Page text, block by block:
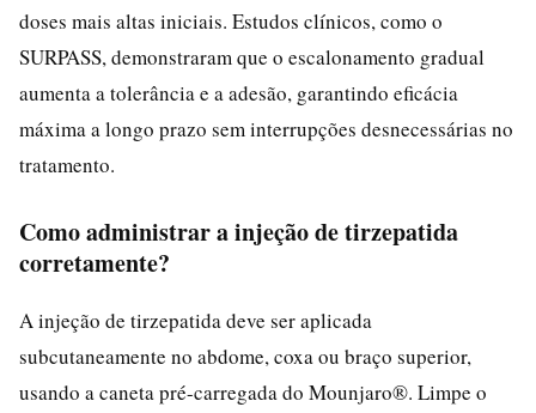
doses mais altas iniciais. Estudos clínicos, como o
SURPASS, demonstraram que o escalonamento gradual
aumenta a tolerância e a adesão, garantindo eficácia
máxima a longo prazo sem interrupções desnecessárias no
tratamento.
Como administrar a injeção de tirzepatida
corretamente?
A injeção de tirzepatida deve ser aplicada
subcutaneamente no abdome, coxa ou braço superior,
usando a caneta pré-carregada do Mounjaro®. Limpe o